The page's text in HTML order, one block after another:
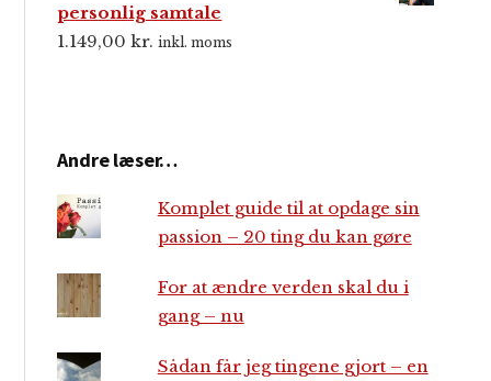
personlig samtale
1.149,00kr. inkl. moms
Andre læser…
Komplet guide til at opdage sin
passion – 20 ting du kan gøre
For at ændre verden skal du i
gang – nu
Sådan får jeg tingene gjort – en